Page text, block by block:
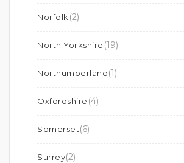
Norfolk (2)
North Yorkshire (19)
Northumberland(1)
Oxfordshire (4)
Somerset(6)
Surrey(2)